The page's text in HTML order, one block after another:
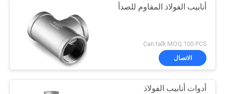
خريطة
سياسة
الخصوصية
أنابيب الفولاذ المقاوم للصدأ
Can talk MOQ:100 PCS
الاتصال
أدوات أنابيب الفولاذ